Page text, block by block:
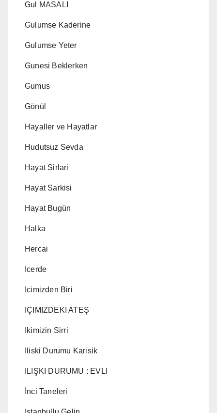
Gul MASALI
Gulumse Kaderine
Gulumse Yeter
Gunesi Beklerken
Gumus
Gönül
Hayaller ve Hayatlar
Hudutsuz Sevda
Hayat Sirlari
Hayat Sarkisi
Hayat Bugün
Halka
Hercai
Icerde
Icimizden Biri
IÇIMIZDEKI ATEŞ
Ikimizin Sirri
Iliski Durumu Karisik
ILIŞKI DURUMU : EVLI
İnci Taneleri